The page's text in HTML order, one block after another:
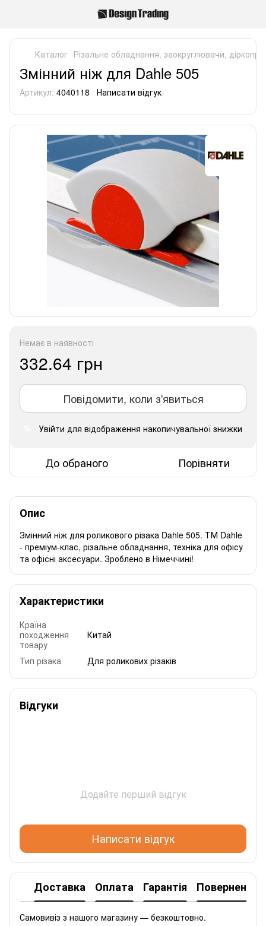
Каталог Різальне обладнання, заокруглювачи,
Змінний ніж для Dahle 505
Артикул: 4040118 Написати відгук
Немає в наявності
332.64 грн
Повідомити, коли з'явиться
Увійти для відображення накопичувальної знижки
До обраного Порівняти
Опис
Змінний ніж для роликового різака Dahle 505. ТМ Dahle
- преміум-клас, різальне обладнання, техніка для офісу
та офісні аксесуари. Зроблено в Німеччині!
Характеристики
Країна
походження
товару
Китай
Тип різака Для роликових різаків
Відгуки
Додайте перший відгук
Написати відгук
Доставка Оплата Гарантія Повернення
Самовивіз з нашого магазину — безкоштовно.